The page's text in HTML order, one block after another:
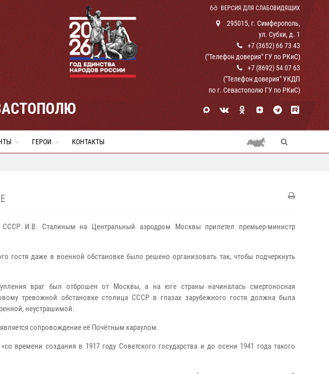
ВЕРСИЯ ДЛЯ СЛАБОВИДЯЩИХ
295015, г. Симферополь,
ул. Субхи, д. 1
+7 (3652) 66 73 43
("Телефон доверия" ГУ по РКиС)
+7 (8692) 54 07 63
("Телефон доверия" УКДП
по г. Севастополю ГУ по РКиС)
ГЕРОИ КОНТАКТЫ
СССР И.В. Сталиным на Центральный аэродром Москвы прилетел премьер-министр
гостя даже в военной обстановке было решено организовать так, чтобы подчеркнуть
враг был отброшен от Москвы, а на юге страны начиналась смертоносная
тревожной обстановке столица СССР в глазах зарубежного гостя должна была
неустрашимой.
сопровождение её Почётным караулом.
времени создания в 1917 году Советского государства и до осени 1941 года такого